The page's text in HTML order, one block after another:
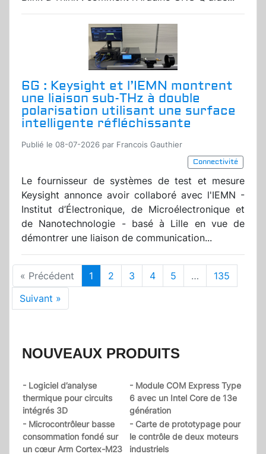
6G : Keysight et l’IEMN montrent
une liaison sub-THz à double
polarisation utilisant une surface
intelligente réfléchissante
Publié le 08-07-2026 par Francois Gauthier
Connectivité
Le fournisseur de systèmes de test et mesure
Keysight annonce avoir collaboré avec l'IEMN -
Institut d’Électronique, de Microélectronique et
de Nanotechnologie - basé à Lille en vue de
démontrer une liaison de communication...
« Précédent 1 2 3 4 5 …
135
Suivant »
NOUVEAUX PRODUITS
- Logiciel d’analyse
thermique pour circuits
intégrés 3D
- Module COM Express Type
6 avec un Intel Core de 13e
génération
- Microcontrôleur basse
consommation fondé sur
un cœur Arm Cortex-M23
- Carte de prototypage pour
le contrôle de deux moteurs
industriels